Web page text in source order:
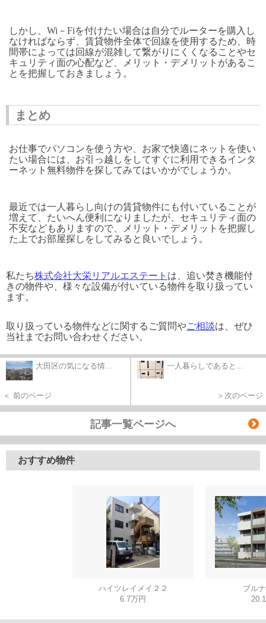
しかし、Wi－Fiを付けたい場合は自分でルーターを購入し
なければならず、賃貸物件全体で回線を使用するため、時
間帯によっては回線が混雑して繋がりにくくなることやセ
キュリティ面の心配など、メリット・デメリットがあるこ
とを把握しておきましょう。
まとめ
お仕事でパソコンを使う方や、お家で快適にネットを使い
たい場合には、お引っ越しをしてすぐに利用できるインタ
ーネット無料物件を探してみてはいかがでしょうか。
最近では一人暮らし向けの賃貸物件にも付いていることが
増えて、たいへん便利になりましたが、セキュリティ面の
不安などもありますので、メリット・デメリットを把握し
た上でお部屋探しをしてみると良いでしょう。
私たち株式会社大栄リアルエステート は、追い焚き機能付
きの物件や、様々な設備が付いている物件を取り扱ってい
ます。
取り扱っている物件などに関するご質問やご相談は、ぜひ
当社までお問い合わせください。
大田区の気になる情...
＜ 前のページ
一人暮らしであると...
＞次のページ
記事一覧ページへ
おすすめ物件
ハイツレイメイ２２
6.7万円
プル